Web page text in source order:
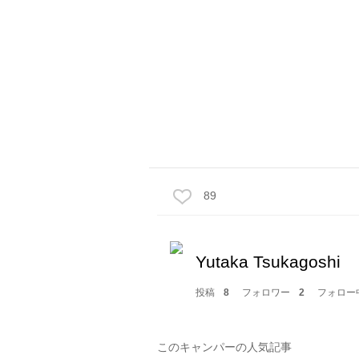
89
Yutaka Tsukagoshi
投稿 8 フォロワー 2 フォロ
このキャンパーの人気記事